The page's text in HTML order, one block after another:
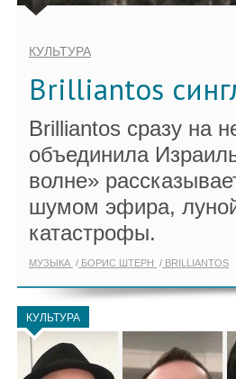
КУЛЬТУРА
Brilliantos
Brilliantos сразу на
объединила
волне»
шумом эфира,
катастрофы.
МУЗЫКА БОРИС ШТЕРН BRILLIANTOS
КУЛЬТУРА